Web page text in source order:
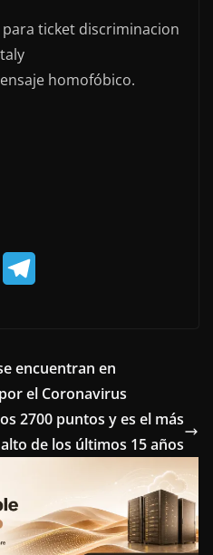
homofóbico.
e
e
g
r
a
encuentran en
el Coronavirus
2700 puntos y es el más
alto de los últimos 15 años